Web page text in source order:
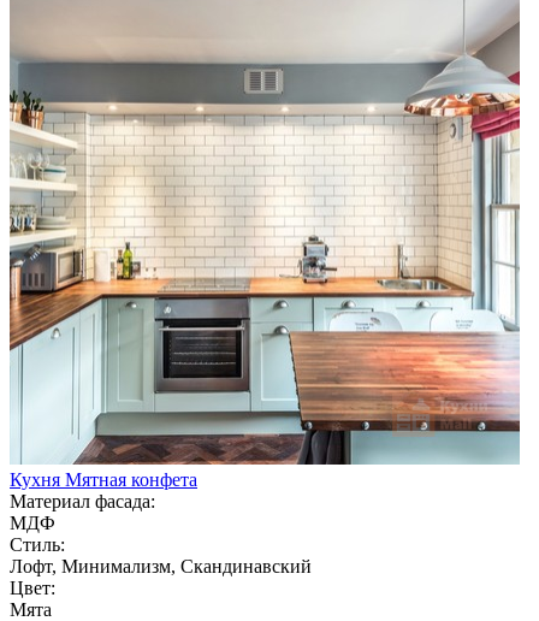
Кухня Мятная конфета
Материал фасада:
МДФ
Стиль:
Лофт, Минимализм, Скандинавский
Цвет:
Мята